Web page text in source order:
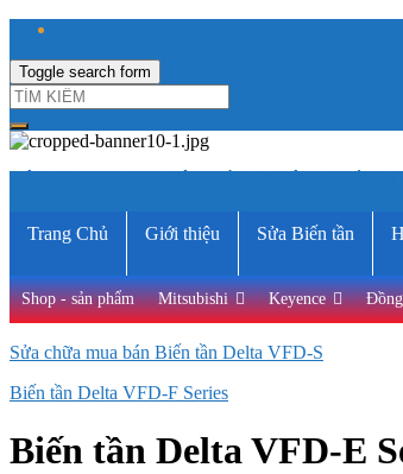
Toggle search form
Trang Chủ Giới thiệu Sửa Biến tần
Shop - sản phẩm Mitsubishi Keyence
Sửa chữa mua bán Biến tần Delta VFD-S
Biến tần Delta VFD-F Series
Biến tần Delta VFD-E